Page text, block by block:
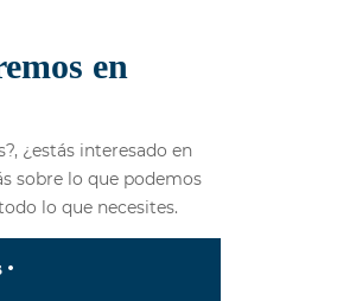
en
¿estás interesado en
sobre lo que podemos
lo que necesites.